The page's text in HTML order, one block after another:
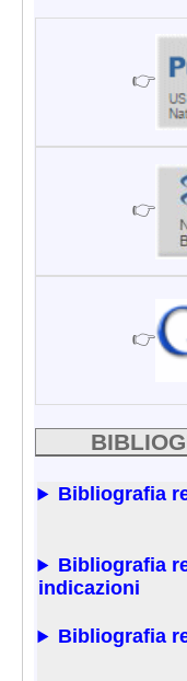
👉
👉
👉
Bibliografia
Bibliografia
indicazioni
Bibliografia